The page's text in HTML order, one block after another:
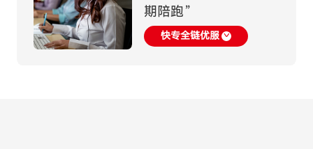
期陪跑”
快专全链优服